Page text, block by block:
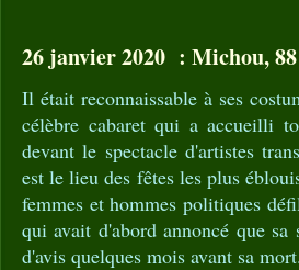
26 janvier 2020 : Michou,
Il était reconnaissable à ses
célèbre cabaret qui a accueilli
devant le spectacle d'artistes
est le lieu des fêtes les plus
femmes et hommes politiques
qui avait d'abord annoncé que
d'avis quelques mois avant sa mort.